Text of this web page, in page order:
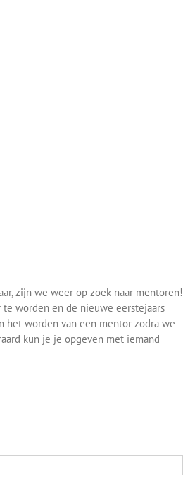
zijn we weer op zoek naar mentoren!
worden en de nieuwe eerstejaars
het worden van een mentor zodra we
kun je je opgeven met iemand